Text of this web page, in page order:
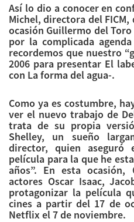
Así lo dio a conocer en
Michel, directora del
ocasión Guillermo del
por la complicada
recordemos que nuestro
2006 para presentar El
con La forma del agua-.
Como ya es costumbre,
ver el nuevo trabajo de
trata de su propia
Shelley, un sueño
director, quien aseguró
película para la que he
años”. En esta
actores Oscar Isaac,
protagonizar la película
cines a partir del 17 de
Netflix el 7 de noviembre.